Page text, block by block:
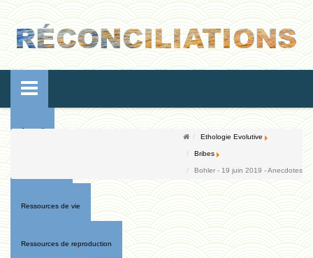
Accueil
Ressources de vie
Ressources de reproduction
Ethologie Evolutive
Bribes
Bohler - 19 juin 2019 - Anecdotes